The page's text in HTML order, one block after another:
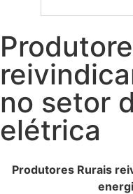
no setor
elétrica
Produtores Rurais